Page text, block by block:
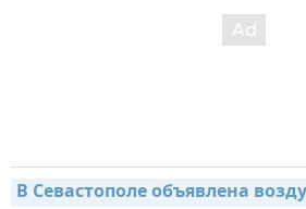
В Севастополе объявлена